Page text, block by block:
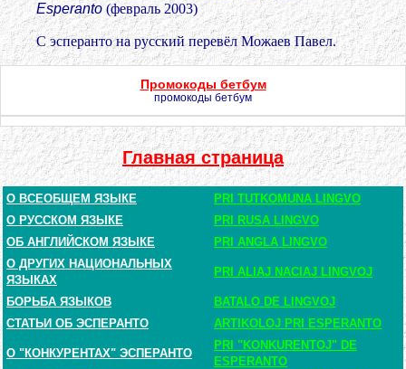
Esperanto (февраль 2003)
С эсперанто на русский перевёл Можаев Павел.
Промокоды бетбум
промокоды бетбум
Главная страница
О ВСЕОБЩЕМ ЯЗЫКЕ
PRI TUTKOMUNA LINGVO
О РУССКОМ ЯЗЫКЕ
PRI RUSA LINGVO
ОБ АНГЛИЙСКОМ ЯЗЫКЕ
PRI ANGLA LINGVO
О ДРУГИХ НАЦИОНАЛЬНЫХ
ЯЗЫКАХ
PRI ALIAJ NACIAJ LINGVOJ
БОРЬБА ЯЗЫКОВ
BATALO DE LINGVOJ
СТАТЬИ ОБ ЭСПЕРАНТО
ARTIKOLOJ PRI ESPERANTO
О "КОНКУРЕНТАХ" ЭСПЕРАНТО
PRI "KONKURENTOJ" DE
ESPERANTO